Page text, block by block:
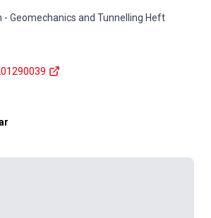
- Geomechanics and Tunnelling Heft